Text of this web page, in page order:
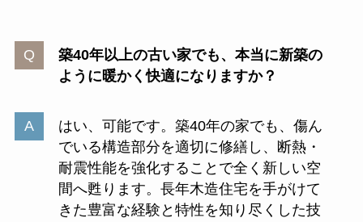
築40年以上の古い家でも、本当に新築の
ように暖かく快適になりますか？
はい、可能です。築40年の家でも、傷ん
でいる構造部分を適切に修繕し、断熱・
耐震性能を強化することで全く新しい空
間へ甦ります。長年木造住宅を手がけて
きた豊富な経験と特性を知り尽くした技